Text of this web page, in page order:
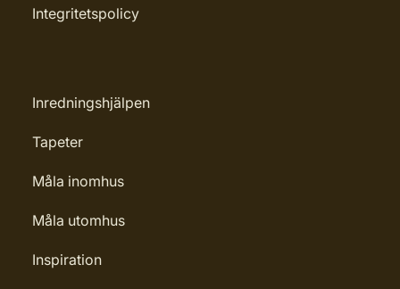
Integritetspolicy
Inredningshjälpen
Tapeter
Måla inomhus
Måla utomhus
Inspiration